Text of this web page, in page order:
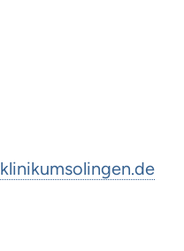
klinikumsolingen.de